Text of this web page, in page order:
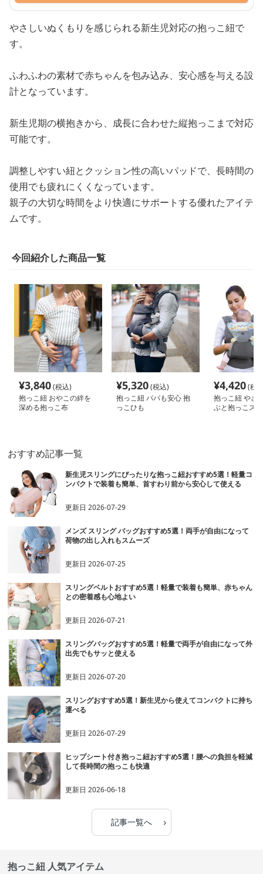
やさしいぬくもりを感じられる新生児対応の抱っこ紐で
す。
ふわふわの素材で赤ちゃんを包み込み、安心感を与える設
計となっています。
新生児期の横抱きから、成長に合わせた縦抱っこまで対応
可能です。
調整しやすい紐とクッション性の高いパッドで、長時間の
使用でも疲れにくくなっています。
親子の大切な時間をより快適にサポートする優れたアイテ
ムです。
今回紹介した商品一覧
¥3,840(税込)
抱っこ紐 おやこの絆を
深める抱っこ布
¥5,320(税込)
抱っこ紐 パパも安心 抱
っこひも
¥4,420(税
抱っこ紐 やさ
ぶと抱っこス
おすすめ記事一覧
新生児スリングにぴったりな抱っこ紐おすすめ5選！軽量コ
ンパクトで装着も簡単、首すわり前から安心して使える
更新日2026-07-29
メンズ スリング バッグおすすめ5選！両手が自由になって
荷物の出し入れもスムーズ
更新日2026-07-25
スリングベルトおすすめ5選！軽量で装着も簡単、赤ちゃん
との密着感も心地よい
更新日2026-07-21
スリングバッグおすすめ5選！軽量で両手が自由になって外
出先でもサッと使える
更新日2026-07-20
スリングおすすめ5選！新生児から使えてコンパクトに持ち
運べる
更新日2026-07-29
ヒップシート付き抱っこ紐おすすめ5選！腰への負担を軽減
して長時間の抱っこも快適
更新日2026-06-18
記事一覧へ ›
抱っこ紐 人気アイテム